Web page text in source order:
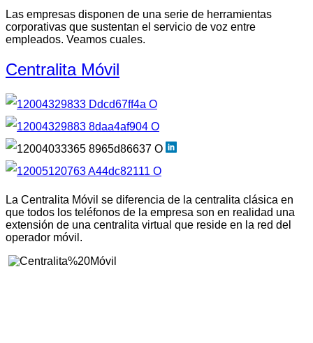
Las empresas disponen de una serie de herramientas
corporativas que sustentan el servicio de voz entre
empleados. Veamos cuales.
Centralita Móvil
La Centralita Móvil se diferencia de la centralita clásica en
que todos los teléfonos de la empresa son en realidad una
extensión de una centralita virtual que reside en la red del
operador móvil.